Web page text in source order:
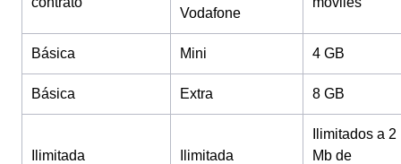
Vodafone
Básica Mini 4 GB
Básica Extra 8 GB
Ilimitada Ilimitada
Ilimitados a 2
Mb de